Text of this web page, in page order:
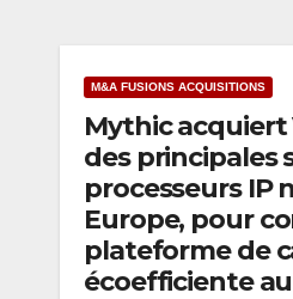
M&A FUSIONS ACQUISITIONS
Mythic acquiert
des principales
processeurs IP
Europe, pour
plateforme de
écoefficiente